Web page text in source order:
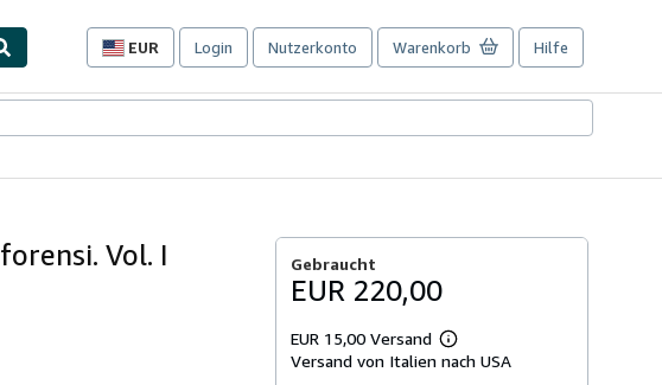
EUR
Seite
Einkaufseinstellungen.
Login Nutzerkonto Warenkorb Hilfe
Vol. I
Gebraucht
EUR 220,00
EUR 15,00 Versand
Weitere
Informationen
Versand von Italien nach USA